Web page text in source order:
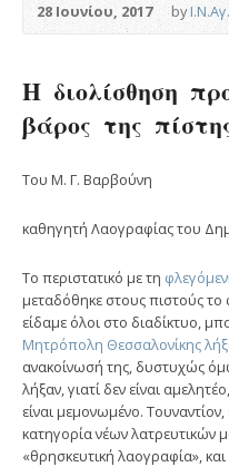
28 Ιουνίου, 2017 by
Η διολίσθηση
βάρος της
Του Μ. Γ. Βαρβούνη
καθηγητή Λαογραφίας του
Το περιστατικό με τη
μεταδόθηκε στους πιστούς
είδαμε όλοι στο διαδίκτυο,
Μητρόπολη Θεσσαλονίκης
ανακοίνωσή της, δυστυχώς
λήξαν, γιατί δεν είναι
είναι μεμονωμένο.
κατηγορία νέων λατρευτικών
«θρησκευτική λαογραφία»,